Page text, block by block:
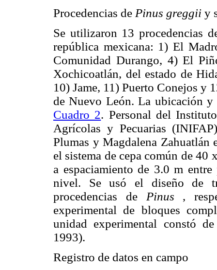
Procedencias de Pinus greggii y
Se utilizaron 13 procedencias
república mexicana: 1) El
Comunidad Durango, 4) El
Xochicoatlán, del estado de
10) Jame, 11) Puerto Conejos y
de Nuevo León. La ubicación y
Cuadro 2. Personal del
Agrícolas y Pecuarias
Plumas y Magdalena Zahuatlán
el sistema de cepa común de
a espaciamiento de 3.0 m
nivel. Se usó el diseño de
procedencias de Pinus ,
experimental de bloques
unidad experimental constó
1993).
Registro de datos en campo